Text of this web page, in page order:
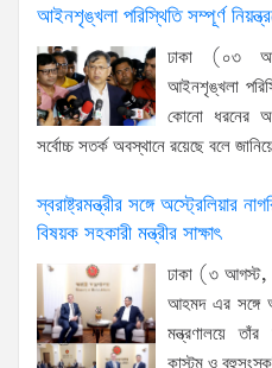
আইনশৃঙ্খলা পরিস্থিতি সম্পূর্ণ
ঢাকা (০৩
আইনশৃঙ্খলা
কোনো ধরনের
সর্বোচ্চ সতর্ক অবস্থানে রয়েছে বলে
স্বরাষ্ট্রমন্ত্রীর সঙ্গে অস্ট্রেলিয়ার
বিষয়ক সহকারী মন্ত্রীর সাক্ষাৎ
ঢাকা (৩ আগস্ট,
আহমদ এর সঙ্গে
মন্ত্রণালয়ে